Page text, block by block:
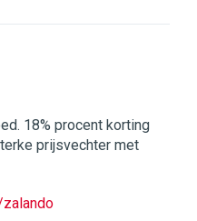
18% procent korting
prijsvechter met